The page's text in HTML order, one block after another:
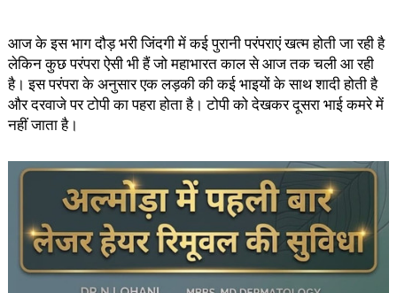
आज के इस भाग दौड़ भरी जिंदगी में कई पुरानी परंपराएं खत्म होती जा रही है
लेकिन कुछ परंपरा ऐसी भी हैं जो महाभारत काल से आज तक चली आ रही
है। इस परंपरा के अनुसार एक लड़की की कई भाइयों के साथ शादी होती है
और दरवाजे पर टोपी का पहरा होता है। टोपी को देखकर दूसरा भाई कमरे में
नहीं जाता है।